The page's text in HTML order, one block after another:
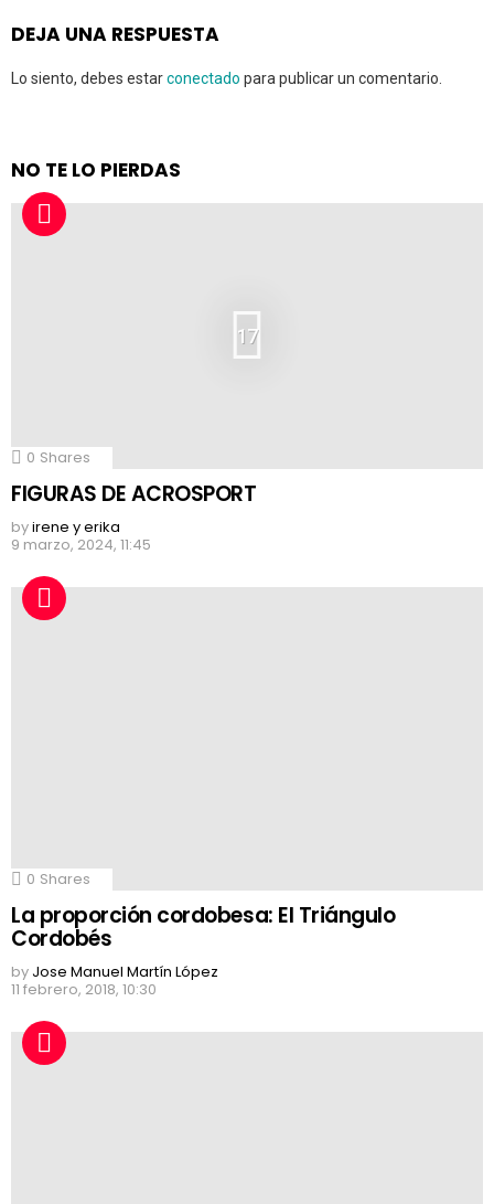
DEJA UNA RESPUESTA
Lo siento, debes estarconectado para publicar un comentario.
NO TE LO PIERDAS
17
0 Shares
FIGURAS DE ACROSPORT
byirene y erika
9 marzo, 2024, 11:45
0 Shares
La proporción cordobesa: El Triángulo
Cordobés
by Jose Manuel Martín López
11 febrero, 2018, 10:30